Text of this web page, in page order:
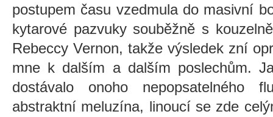
postupem času vzedmula do masivní
kytarové pazvuky souběžně s
Rebeccy Vernon, takže výsledek zní
mne k dalším a dalším poslechům.
dostávalo onoho nepopsatelného
abstraktní meluzína, linoucí se zde